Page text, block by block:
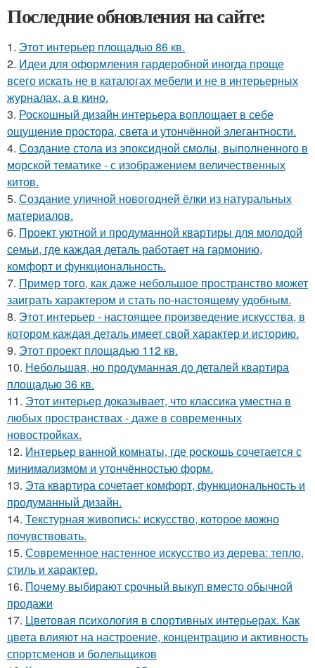
Последние обновления на сайте:
1. Этот интерьер площадью 86 кв.
2. Идеи для оформления гардеробной иногда проще
всего искать не в каталогах мебели и не в интерьерных
журналах, а в кино.
3. Роскошный дизайн интерьера воплощает в себе
ощущение простора, света и утончённой элегантности.
4. Создание стола из эпоксидной смолы, выполненного в
морской тематике - с изображением величественных
китов.
5. Создание уличной новогодней ёлки из натуральных
материалов.
6. Проект уютной и продуманной квартиры для молодой
семьи, где каждая деталь работает на гармонию,
комфорт и функциональность.
7. Пример того, как даже небольшое пространство может
заиграть характером и стать по-настоящему удобным.
8. Этот интерьер - настоящее произведение искусства, в
котором каждая деталь имеет свой характер и историю.
9. Этот проект площадью 112 кв.
10. Небольшая, но продуманная до деталей квартира
площадью 36 кв.
11. Этот интерьер доказывает, что классика уместна в
любых пространствах - даже в современных
новостройках.
12. Интерьер ванной комнаты, где роскошь сочетается с
минимализмом и утончённостью форм.
13. Эта квартира сочетает комфорт, функциональность и
продуманный дизайн.
14. Текстурная живопись: искусство, которое можно
почувствовать.
15. Современное настенное искусство из дерева: тепло,
стиль и характер.
16. Почему выбирают срочный выкуп вместо обычной
продажи
17. Цветовая психология в спортивных интерьерах. Как
цвета влияют на настроение, концентрацию и активность
спортсменов и болельщиков